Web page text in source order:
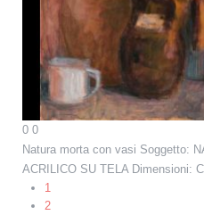
0 0
Natura morta con vasi Soggetto:
ACRILICO SU TELA Dimensioni:
1
2